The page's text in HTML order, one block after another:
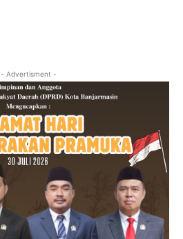
- Advertisment -